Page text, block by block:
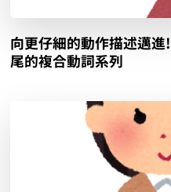
向更仔細的動作描述邁
尾的複合動詞系列